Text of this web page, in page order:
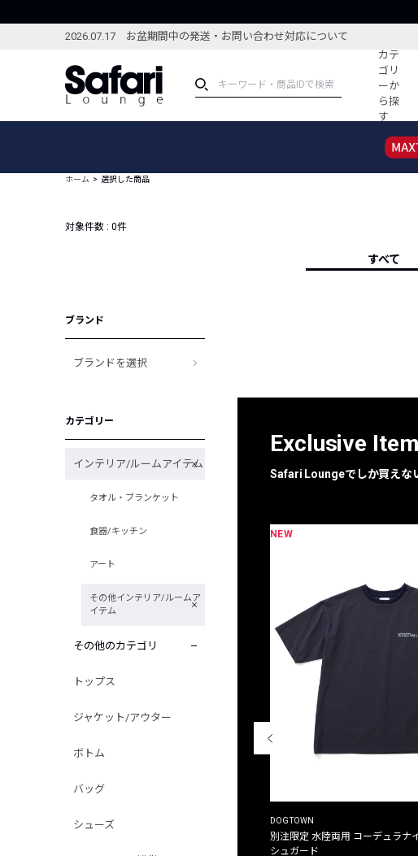
2026.07.17 お盆期間中の発送・お問い合わせ対応について
カテ
ゴリ
ーか
ら探
す
ブランドから探す
新着アイテム
セール
編集部のおすすめコーディネート
ホーム 選択した商品
対象件数 : 0件
すべて
ブランド
ブランドを選択
カテゴリー
インテリア/ルームアイテム
タオル・ブランケット
食器/キッチン
アート
その他インテリア/ルームア
イテム
その他のカテゴリ
トップス
ジャケット/アウター
ボトム
バッグ
シューズ
Exclusive Item
Safari Loungeでしか買えな
THE DUFFER OF ST.GEORGE
NEW
DOGTOWN
別注限定 水陸両用 コーデュラナ
シュガード